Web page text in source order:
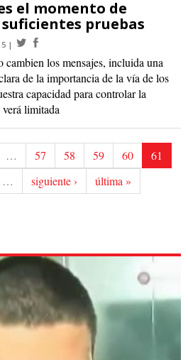
el momento de
pruebas
cambien los mensajes, incluida una
de la importancia de la vía de los
capacidad para controlar la
verá limitada
… 57 58 59 60
61
… siguiente › última »